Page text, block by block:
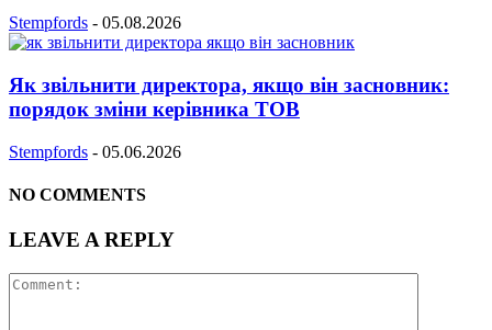
Stempfords - 05.08.2026
Як звільнити директора, якщо він засновник:
порядок зміни керівника ТОВ
Stempfords - 05.06.2026
NO COMMENTS
LEAVE A REPLY